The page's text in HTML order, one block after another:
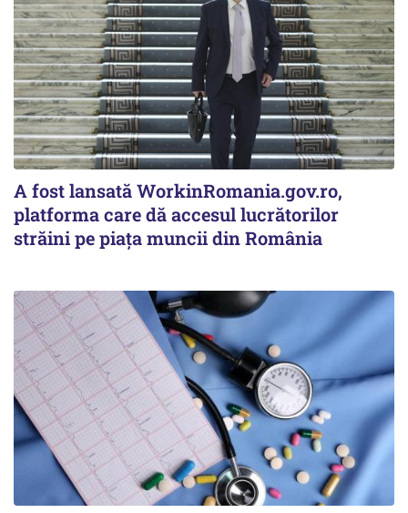
A fost lansată WorkinRomania.gov.ro,
platforma care dă accesul lucrătorilor
străini pe piața muncii din România